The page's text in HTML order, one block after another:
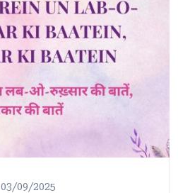
03/09/2025